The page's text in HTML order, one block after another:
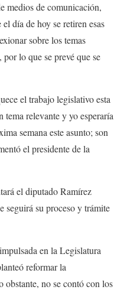
medios de comunicación,
día de hoy se retiren esas
sobre los temas
lo que se prevé que se
el trabajo legislativo esta
relevante y yo esperaría
semana este asunto; son
el presidente de la
el diputado Ramírez
seguirá su proceso y trámite
en la Legislatura
reformar la
no se contó con los